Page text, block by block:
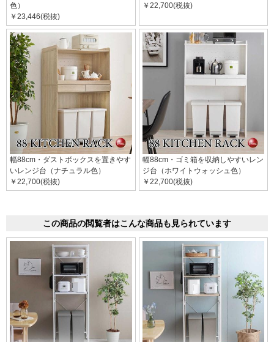
色）
￥23,446(税抜)
￥22,700(税抜)
幅88cm・ダストボックスを置きやす
いレンジ台（ナチュラル色）
￥22,700(税抜)
幅88cm・ゴミ箱を収納しやすいレン
ジ台（ホワイトウォッシュ色）
￥22,700(税抜)
この商品の閲覧者はこんな商品も見られています